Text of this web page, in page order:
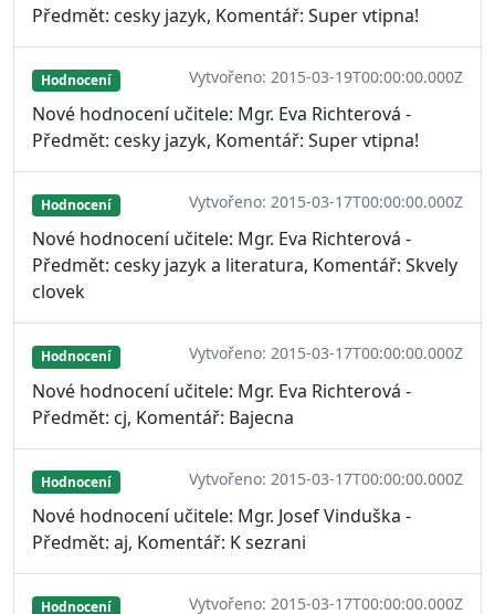
Předmět: cesky jazyk, Komentář: Super vtipna!
Hodnocení Vytvořeno: 2015-03-19T00:00:00.000Z
Nové hodnocení učitele: Mgr. Eva Richterová -
Předmět: cesky jazyk, Komentář: Super vtipna!
Hodnocení Vytvořeno: 2015-03-17T00:00:00.000Z
Nové hodnocení učitele: Mgr. Eva Richterová -
Předmět: cesky jazyk a literatura, Komentář: Skvely
clovek
Hodnocení Vytvořeno: 2015-03-17T00:00:00.000Z
Nové hodnocení učitele: Mgr. Eva Richterová -
Předmět: cj, Komentář: Bajecna
Hodnocení Vytvořeno: 2015-03-17T00:00:00.000Z
Nové hodnocení učitele: Mgr. Josef Vinduška -
Předmět: aj, Komentář: K sezrani
Hodnocení Vytvořeno: 2015-03-17T00:00:00.000Z